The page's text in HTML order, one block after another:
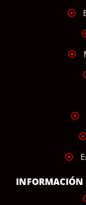
INFORMACIÓN